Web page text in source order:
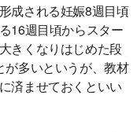
成される妊娠8週目頃
16週目頃からスター
きくなりはじめた段
多いというが、教材
済ませておくといい